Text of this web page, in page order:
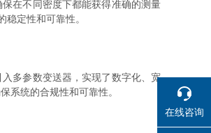
在不同密度下都能获得准确的测量
定性和可靠性。
多参数变送器，实现了数字化、宽
系统的合规性和可靠性。
在线咨询